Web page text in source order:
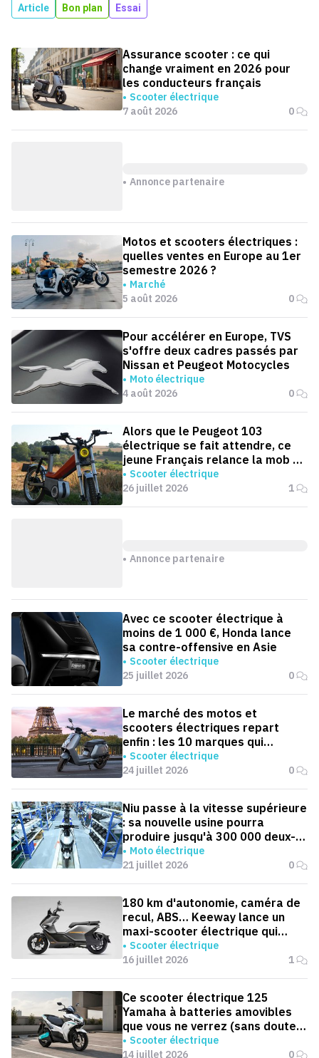
Article Bon plan Essai
Assurance scooter : ce qui
change vraiment en 2026 pour
les conducteurs français
Scooter électrique
7 août 2026
0
Annonce partenaire
Motos et scooters électriques :
quelles ventes en Europe au 1er
semestre 2026 ?
Marché
5 août 2026
0
Pour accélérer en Europe, TVS
s'offre deux cadres passés par
Nissan et Peugeot Motocycles
Moto électrique
4 août 2026
0
Alors que le Peugeot 103
électrique se fait attendre, ce
jeune Français relance la mob en
version électrique
Scooter électrique
26 juillet 2026
1
Annonce partenaire
Avec ce scooter électrique à
moins de 1 000 €, Honda lance
sa contre-offensive en Asie
Scooter électrique
25 juillet 2026
0
Le marché des motos et
scooters électriques repart
enfin : les 10 marques qui
dominent la France
Scooter électrique
24 juillet 2026
0
Niu passe à la vitesse supérieure
: sa nouvelle usine pourra
produire jusqu'à 300 000 deux-
roues électriques par an
Moto électrique
21 juillet 2026
0
180 km d'autonomie, caméra de
recul, ABS… Keeway lance un
maxi-scooter électrique qui
défie le BMW CE 04
Scooter électrique
16 juillet 2026
1
Ce scooter électrique 125
Yamaha à batteries amovibles
que vous ne verrez (sans doute)
jamais en Europe
Scooter électrique
14 juillet 2026
0